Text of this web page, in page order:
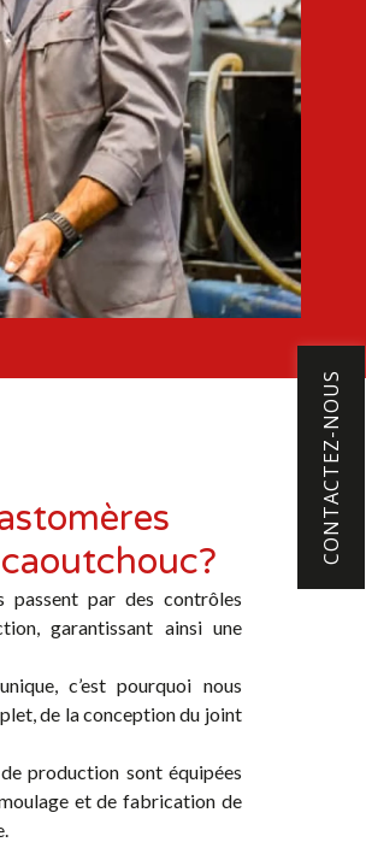
passent par des contrôles
garantissant ainsi une
c’est pourquoi nous
de la conception du joint
production sont équipées
et de fabrication de
CONTACTEZ-NOUS